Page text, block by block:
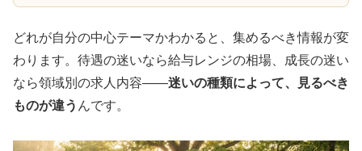
どれが自分の中心テーマかわかると、集めるべき情報が変
わります。待遇の迷いなら給与レンジの相場、成長の迷い
なら領域別の求人内容——迷いの種類によって、見るべき
ものが違う んです。